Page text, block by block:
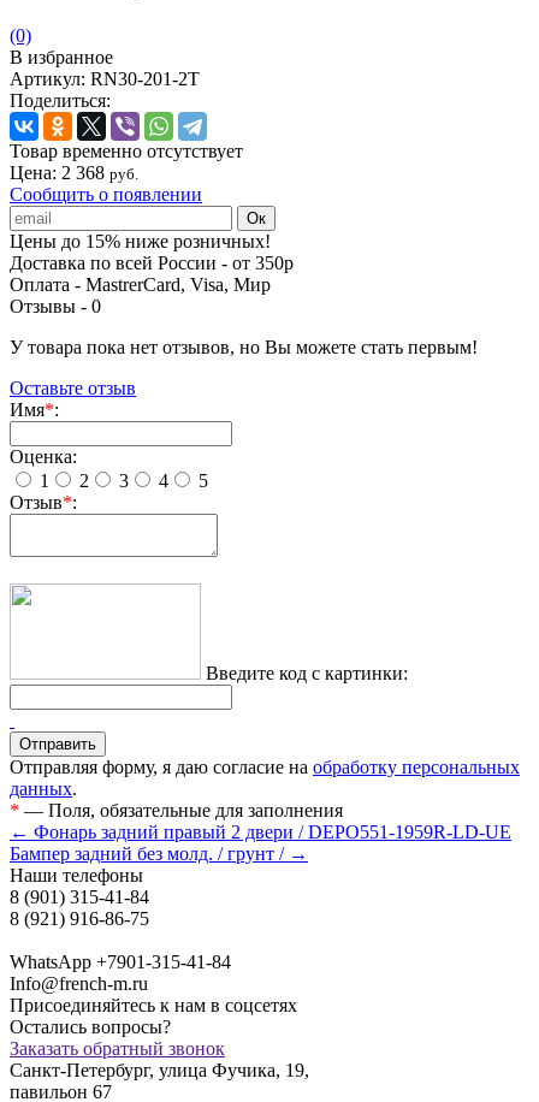
(0)
В избранное
Артикул: RN30-201-2T
Поделиться:
Товар временно отсутствует
Цена: 2 368 руб.
Сообщить о появлении
Цены до 15% ниже розничных!
Доставка по всей России - от 350р
Оплата - MastrerCard, Visa, Мир
Отзывы - 0
У товара пока нет отзывов, но Вы можете стать первым!
Оставьте отзыв
Имя*:
Оценка:
1
2 3 4
5
Отзыв*:
Введите код с картинки:
Отправляя форму, я даю согласие на обработку персональных
данных.
* — Поля, обязательные для заполнения
← Фонарь задний правый 2 двери / DEPO551-1959R-LD-UE
Бампер задний без молд. / грунт / →
Наши телефоны
8 (901) 315-41-84
8 (921) 916-86-75
WhatsApp +7901-315-41-84
Info@french-m.ru
Присоединяйтесь к нам в соцсетях
Остались вопросы?
Заказать обратный звонок
Санкт-Петербург, улица Фучика, 19,
павильон 67